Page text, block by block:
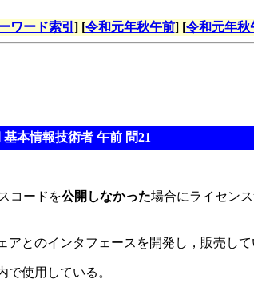
ワード索引 ] [令和元年秋午前] [令和元年秋
基本情報技術者 午前 問21
コードを公開しなかった場合にライセン
アとのインタフェースを開発し，販売して
で使用している。